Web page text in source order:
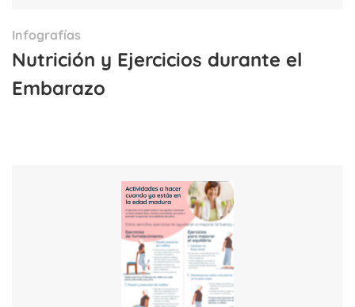
Infografías
Nutrición y Ejercicios durante el
Embarazo